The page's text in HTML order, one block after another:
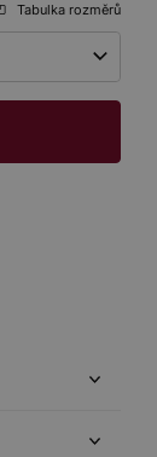
Tabulka rozměrů